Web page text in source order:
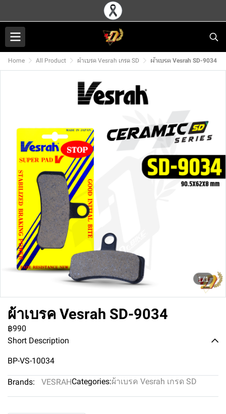
Home All Product ผ้าเบรค Vesrah เกรด SD ผ้าเบรค Vesrah SD-9034
1/1
ผ้าเบรค Vesrah SD-9034
฿990
Short Description
BP-VS-10034
Brands: VESRAHCategories:ผ้าเบรค Vesrah เกรด SD